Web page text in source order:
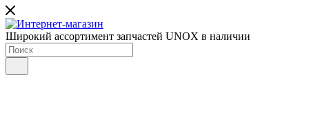
Широкий ассортимент запчастей UNOX в наличии